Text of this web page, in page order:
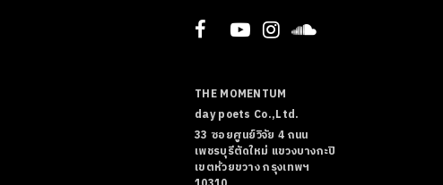
THE MOMENTUM
day poets Co.,Ltd.
33 ซอยศูนย์วิจัย 4 ถนน
เพชรบุรีตัดใหม่ แขวงบางกะปิ
เขตห้วยขวาง กรุงเทพฯ